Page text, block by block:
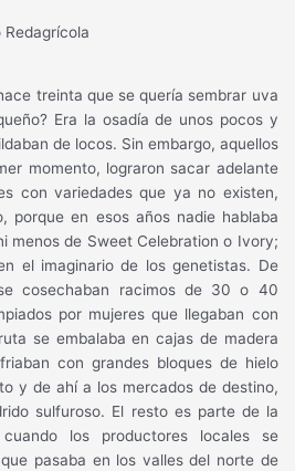
Redagrícola
treinta que se quería sembrar uva
Era la osadía de unos pocos y
de locos. Sin embargo, aquellos
momento, lograron sacar adelante
con variedades que ya no existen,
porque en esos años nadie hablaba
menos de Sweet Celebration o Ivory;
el imaginario de los genetistas. De
cosechaban racimos de 30 o 40
por mujeres que llegaban con
se embalaba en cajas de madera
con grandes bloques de hielo
y de ahí a los mercados de destino,
sulfuroso. El resto es parte de la
los productores locales se
pasaba en los valles del norte de